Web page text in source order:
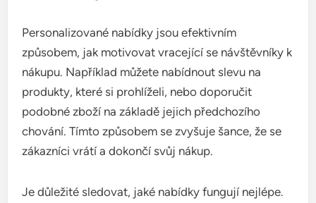
Personalizované nabídky jsou efektivním
způsobem, jak motivovat vracející se návštěvníky k
nákupu. Například můžete nabídnout slevu na
produkty, které si prohlíželi, nebo doporučit
podobné zboží na základě jejich předchozího
chování. Tímto způsobem se zvyšuje šance, že se
zákazníci vrátí a dokončí svůj nákup.
Je důležité sledovat, jaké nabídky fungují nejlépe.